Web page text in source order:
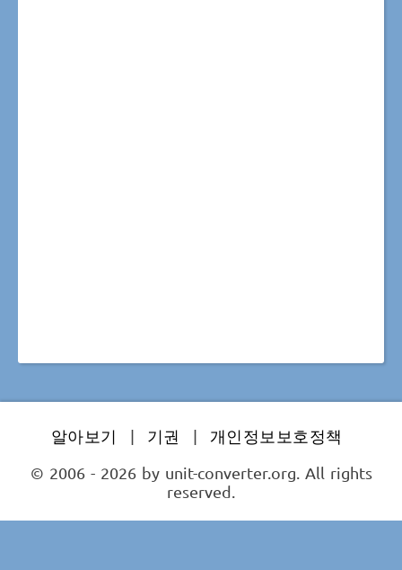
알아보기 | 기권 |
개인정보보호정책
© 2006 - 2026 by unit-converter.org. All rights
reserved.